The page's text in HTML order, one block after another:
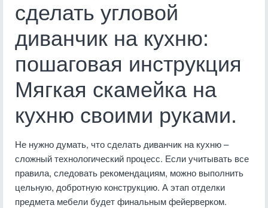
сделать угловой
диванчик на кухню:
пошаговая инструкция
Мягкая скамейка на
кухню своими руками.
Не нужно думать, что сделать диванчик на кухню –
сложный технологический процесс. Если учитывать все
правила, следовать рекомендациям, можно выполнить
цельную, добротную конструкцию. А этап отделки
предмета мебели будет финальным фейерверком.